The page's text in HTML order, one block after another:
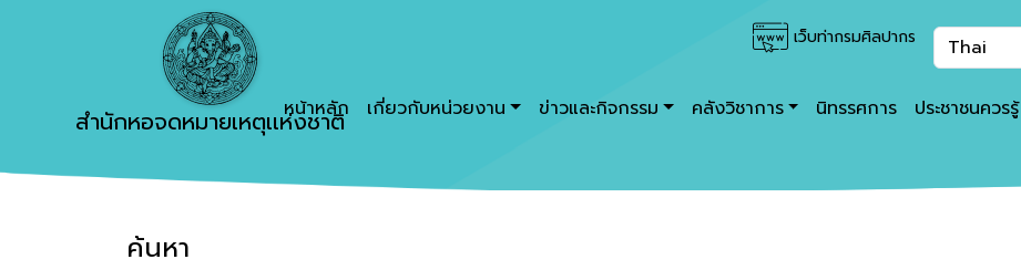
เว็บท่ากรมศิลปากร
สำนักหอจดหมายเหตุเเห่งชาติ
หน้าหลัก เกี่ยวกับหน่วยงาน ข่าวและกิจกรรม คลังวิชาการ นิทรรศการ ประชาชนควรรู้
ค้นหา